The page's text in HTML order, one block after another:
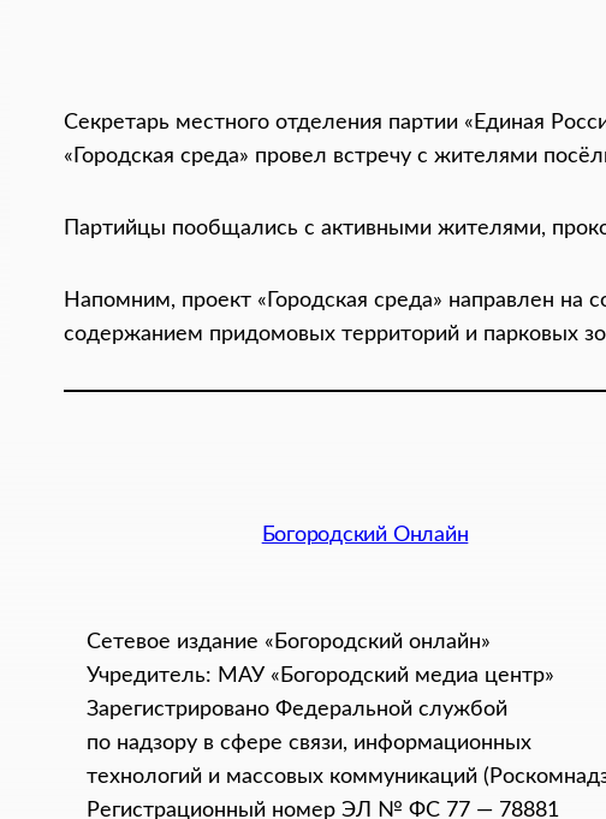
Секретарь местного отделения партии «Единая
«Городская среда» провел встречу с жителями
Партийцы пообщались с активными жителями,
Напомним, проект «Городская среда» направлен на
содержанием придомовых территорий и парковых
Богородский Онлайн
Сетевое издание «Богородский онлайн»
Учредитель: МАУ «Богородский медиа центр»
Зарегистрировано Федеральной службой
по надзору в сфере связи, информационных
технологий и массовых коммуникаций
Регистрационный номер ЭЛ № ФС 77 — 78881